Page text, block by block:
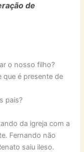
de
o nosso filho?
que é presente de
pais?
da igreja com a
Fernando não
saiu ileso.